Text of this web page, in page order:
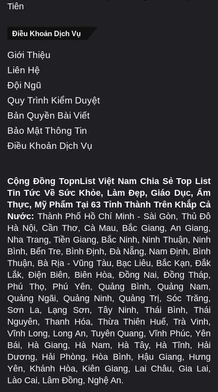
Tiên
Điều Khoản Dịch Vụ
Giới Thiệu
Liên Hệ
Đội Ngũ
Quy Trình Kiểm Duyệt
Bản Quyền Bài Viết
Bảo Mật Thông Tin
Điều Khoản Dịch Vụ
Cộng Đồng TopnList Việt Nam Chia Sẻ Top List
Tin Tức Về Sức Khỏe, Làm Đẹp, Giáo Dục, Ẩm
Thực, Mỹ Phẩm Tại 63 Tỉnh Thành Trên Khắp Cả
Nước: Thành Phố Hồ Chí Minh - Sài Gòn, Thủ Đô
Hà Nội, Cần Thơ, Cà Mau, Bắc Giang, An Giang,
Nha Trang, Tiền Giang, Bắc Ninh, Ninh Thuận, Ninh
Bình, Bến Tre, Bình Định, Đà Nẵng, Nam Định, Bình
Thuận, Bà Rịa - Vũng Tàu, Bạc Liêu, Bắc Kạn, Đắk
Lắk, Điện Biên, Biên Hòa, Đồng Nai, Đồng Tháp,
Phú Thọ, Phú Yên, Quảng Bình, Quảng Nam,
Quảng Ngãi, Quảng Ninh, Quảng Trị, Sóc Trăng,
Sơn La, Lạng Sơn, Tây Ninh, Thái Bình, Thái
Nguyên, Thanh Hóa, Thừa Thiên Huế, Trà Vinh,
Vĩnh Long, Long An, Tuyên Quang, Vĩnh Phúc, Yên
Bái, Hà Giang, Hà Nam, Hà Tây, Hà Tĩnh, Hải
Dương, Hải Phòng, Hòa Bình, Hậu Giang, Hưng
Yên, Khánh Hòa, Kiên Giang, Lai Châu, Gia Lai,
Lào Cai, Lâm Đồng, Nghệ An.